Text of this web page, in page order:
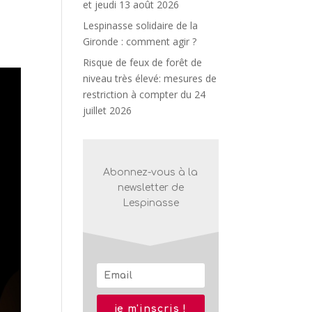
et jeudi 13 août 2026
Lespinasse solidaire de la
Gironde : comment agir ?
Risque de feux de forêt de
niveau très élevé: mesures de
restriction à compter du 24
juillet 2026
Abonnez-vous à la
newsletter de
Lespinasse
je m'inscris !